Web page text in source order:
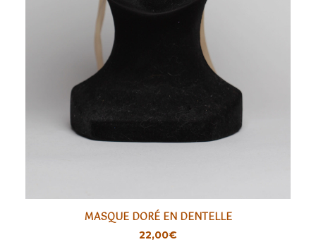
LIRE LA SUITE
MASQUE DORÉ EN DENTELLE
22,00€